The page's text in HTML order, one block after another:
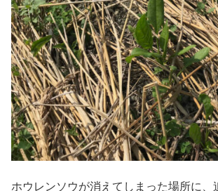
ホウレンソウが消えてしまった場所に、